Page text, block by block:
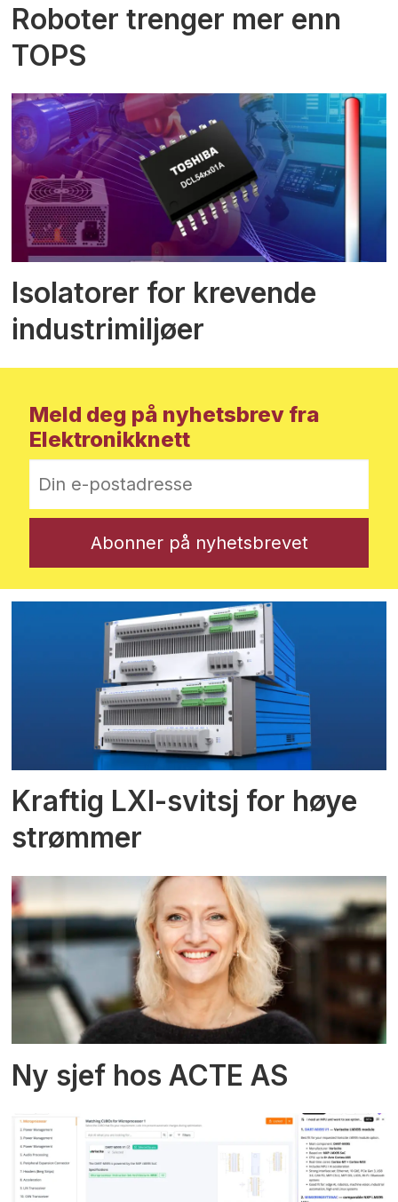
Roboter trenger mer enn
TOPS
Isolatorer for krevende
industrimiljøer
Meld deg på nyhetsbrev fra
Elektronikknett
Kraftig LXI-svitsj for høye
strømmer
Ny sjef hos ACTE AS